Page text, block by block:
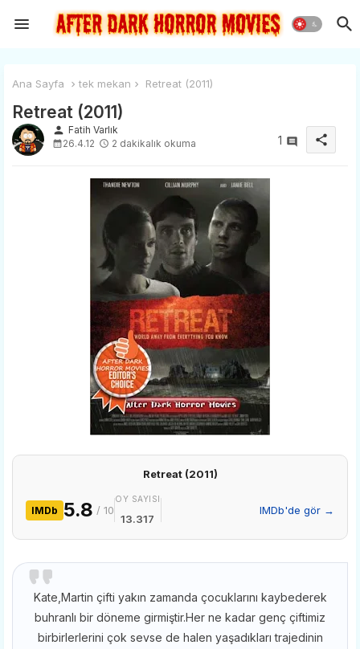
Ana Sayfa tek mekan Retreat (2011)
Retreat (2011)
person Fatih Varlık
26.4.12
2 dakikalık okuma 1 share
Retreat (2011)
IMDb 5.8 / 10
OY SAYISI
13.317
IMDb'de gör →
Kate,Martin çifti yakın zamanda çocuklarını kaybederek
buhranlı bir döneme girmiştir.Her ne kadar genç çiftimiz
birbirlerlerini çok sevse de halen yaşadıkları trajedinin